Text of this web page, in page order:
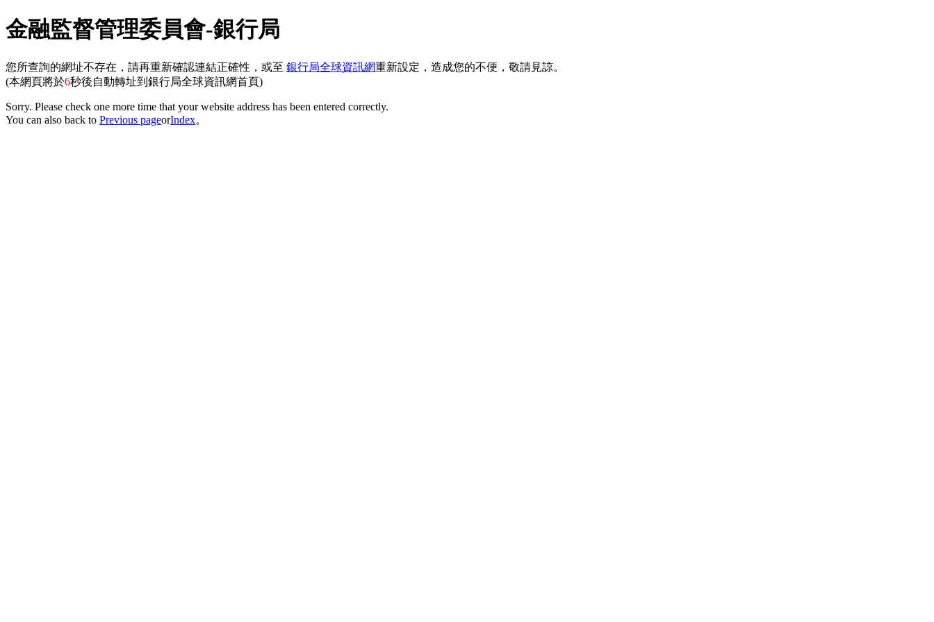
金融監督管理委員會-銀行局
您所查詢的網址不存在，請再重新確認連結正確性，或至 銀行局全球資訊網重新設定，造成您的不便，敬請見諒。
(本網頁將於6秒後自動轉址到銀行局全球資訊網首頁)
Sorry. Please check one more time that your website address has been entered correctly.
You can also back to Previous pageorIndex。